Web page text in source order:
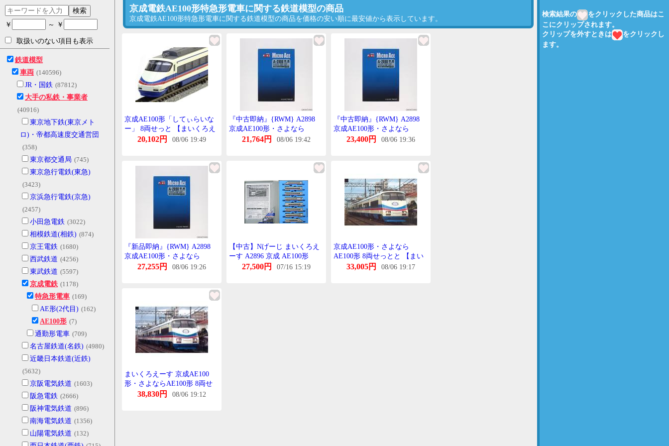
検索
￥ ～ ￥
取扱いのない項目も表示
鉄道模型
車両 (140596)
JR・国鉄 (87812)
大手の私鉄・事業者
(40916)
東京地下鉄(東京メト
ロ)・帝都高速度交通営団
(358)
東京都交通局 (745)
東京急行電鉄(東急)
(3423)
京浜急行電鉄(京急)
(2457)
小田急電鉄 (3022)
相模鉄道(相鉄) (874)
京王電鉄 (1680)
西武鉄道 (4256)
東武鉄道 (5597)
京成電鉄 (1178)
特急形電車 (169)
AE形(2代目) (162)
AE100形 (7)
通勤形電車 (709)
名古屋鉄道(名鉄) (4980)
近畿日本鉄道(近鉄)
(5632)
京阪電気鉄道 (1603)
阪急電鉄 (2666)
阪神電気鉄道 (896)
南海電気鉄道 (1356)
山陽電気鉄道 (132)
検索結果の
をクリックした商品はこ
こにクリップされます。
クリップを外すときは
をクリックし
ます。
京成電鉄AE100形特急形電車に関する鉄道模型の商品
京成電鉄AE100形特急形電車に関する鉄道模型の商品を価格の安い順に最安値から表示しています。
京成AE100形「してぃらいな
ー」 8両せっと 【まいくろえ
ーす・A2892】
20,102円 08/06 19:49
『中古即納』{RWM} A2898
京成AE100形・さよなら
AE100形 8両せっと(動力付き)
21,764円 08/06 19:42
『中古即納』{RWM} A2898
京成AE100形・さよなら
AE100形 8両せっと(動力付き)
23,400円 08/06 19:36
『新品即納』{RWM} A2898
京成AE100形・さよなら
AE100形 8両せっと Nげーじ
27,255円 08/06 19:26
【中古】Nげーじ まいくろえ
ーす A2896 京成 AE100形
「すかいらいなー」 りにゅー
27,500円 07/16 15:19
京成AE100形・さよなら
AE100形 8両せっとと 【まい
くろえーす・A2898】
33,005円 08/06 19:17
まいくろえーす 京成AE100
形・さよならAE100形 8両せ
っと A2898【Nげーじ】
38,830円 08/06 19:12